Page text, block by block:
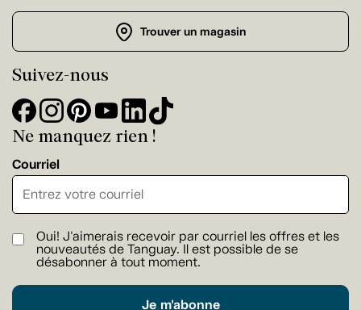
Trouver un magasin
Suivez-nous
Ne manquez rien !
Courriel
Oui! J'aimerais recevoir par courriel les offres et les
nouveautés de Tanguay. Il est possible de se
désabonner à tout moment.
Je m'abonne